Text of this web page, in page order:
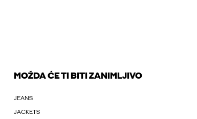
MOŽDA ĆE TI BITI ZANIMLJIVO
JEANS
JACKETS